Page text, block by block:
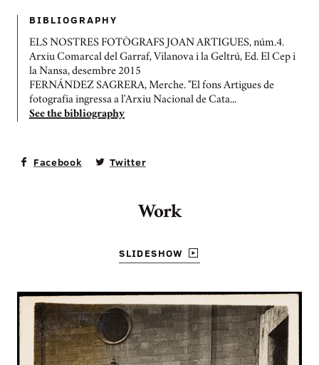
BIBLIOGRAPHY
ELS NOSTRES FOTÒGRAFS JOAN ARTIGUES, núm.4.
Arxiu Comarcal del Garraf, Vilanova i la Geltrú, Ed. El Cep i
la Nansa, desembre 2015
FERNÁNDEZ SAGRERA, Merche. "El fons Artigues de
fotografia ingressa a l'Arxiu Nacional de Cata...
See the bibliography
Facebook Twitter
Work
SLIDESHOW